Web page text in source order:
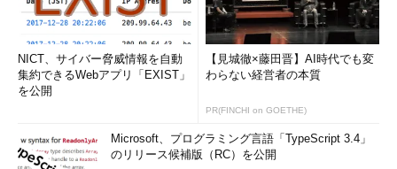
サーバとエッジ・トランスポート・サーバはここでは使わない
（必要なら後で追加可能）。
Active Directoryの導入
まず、先ほどの要件に基づいて、Server OSとActive
する。インストールするコンピュータは実機でも仮想環境でもど
ちらでもよいが、メモリは最低でも2Gbytes以上用意していただ
NICT、サイバー脅威情報を自動
集約できるWebアプリ「EXIST」
を公開
【見城徹×藤田晋】AI時代でも変
わらない経営者の本質
PR(FINCHI on GOETHE)
Microsoft、プログラミング言語「TypeScript 3.4」
のリリース候補版（RC）を公開